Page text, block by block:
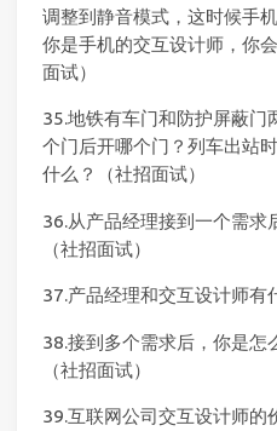
调整到静音模式，这时候手
你是手机的交互设计师，你
面试）
35.地铁有车门和防护屏蔽门
个门后开哪个门？列车出站
什么？（社招面试）
36.从产品经理接到一个需求
（社招面试）
37.产品经理和交互设计师有
38.接到多个需求后，你是怎
（社招面试）
39.互联网公司交互设计师的